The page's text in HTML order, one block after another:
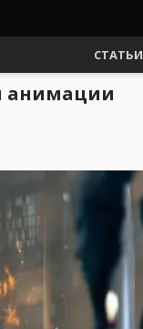
СТАТЬИ
анимации